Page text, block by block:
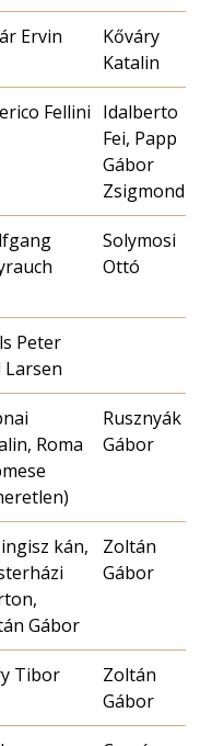
Ervin
Kőváry
Katalin
Fellini Idalberto
Fei, Papp
Gábor
Zsigmond
Solymosi
Ottó
Peter
Larsen
Roma
Rusznyák
Gábor
kán,
Gábor
Zoltán
Gábor
Tibor
Zoltán
Gábor